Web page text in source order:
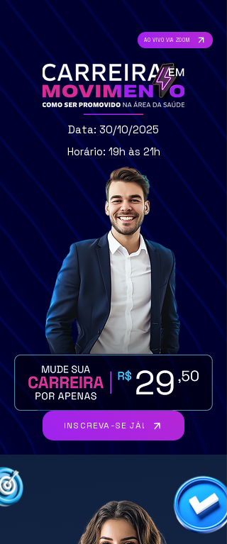
AO VIVO VIA ZOOM
Data: 30/10/2025
Horário: 19h às 21h
INSCREVA-SE JÁ!